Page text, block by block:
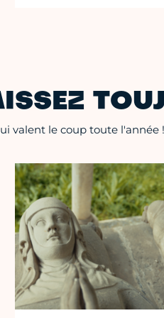
valent le coup toute l'année !